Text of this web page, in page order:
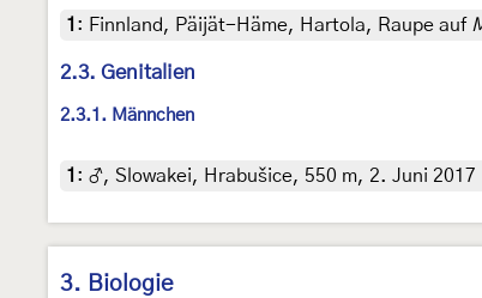
1 : Finnland, Päijät-Häme, Hartola, Raupe auf
2.3. Genitalien
2.3.1. Männchen
1 : ♂, Slowakei, Hrabušice, 550 m, 2. Juni
3. Biologie